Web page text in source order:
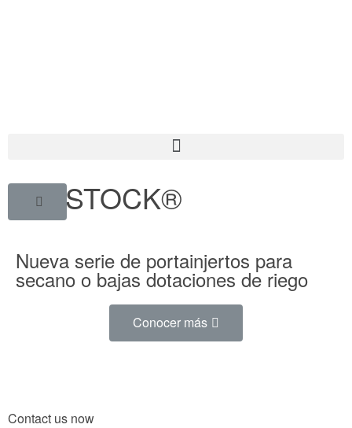
DRYSTOCK®
Nueva serie de portainjertos para
secano o bajas dotaciones de riego
Conocer más
Contact us now